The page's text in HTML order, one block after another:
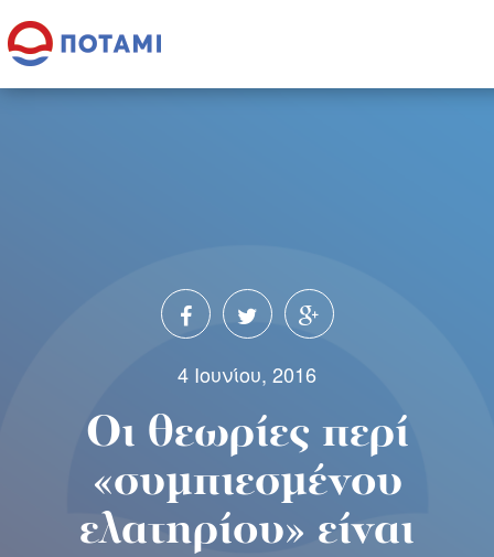
4 Ιουνίου, 2016
Οι θεωρίες περί
«συμπιεσμένου
ελατηρίου» είναι